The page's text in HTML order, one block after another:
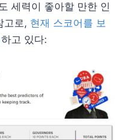
세력이 좋아할 만한 인
고로, 현재 스코어를 보
하고 있다: